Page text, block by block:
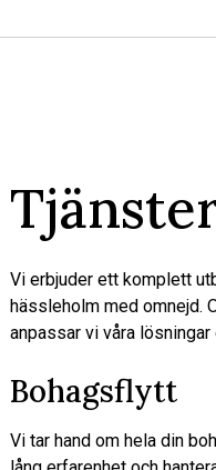
Vi erbjuder ett komplett
hässleholm med omnejd.
anpassar vi våra
Bohagsflytt
Vi tar hand om hela din